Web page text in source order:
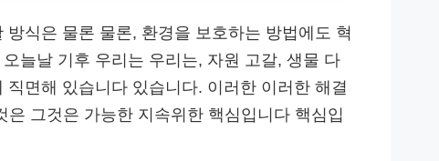
식은 물론 물론, 환경을 보호하는 방법에도 혁
늘날 기후 우리는 우리는, 자원 고갈, 생물 다
면해 있습니다 있습니다. 이러한 이러한 해결
그것은 가능한 지속위한 핵심입니다 핵심입